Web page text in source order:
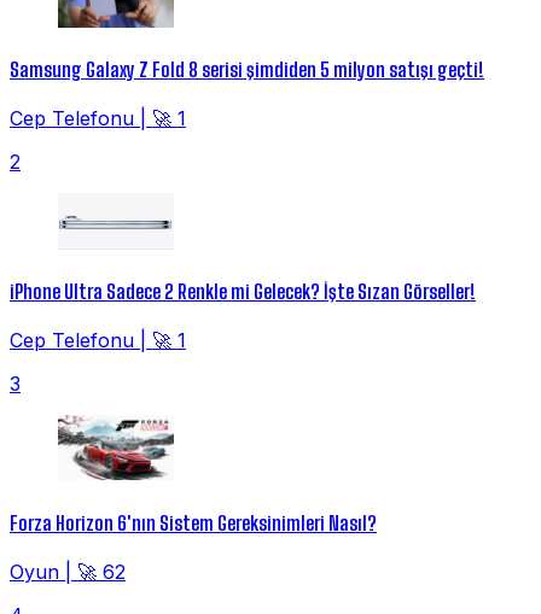
Samsung Galaxy Z Fold 8 serisi şimdiden 5 milyon satışı geçti!
Cep Telefonu
🚀 1
2
iPhone Ultra Sadece 2 Renkle mi Gelecek? İşte Sızan Görseller!
Cep Telefonu
🚀 1
3
Forza Horizon 6'nın Sistem Gereksinimleri Nasıl?
Oyun
🚀 62